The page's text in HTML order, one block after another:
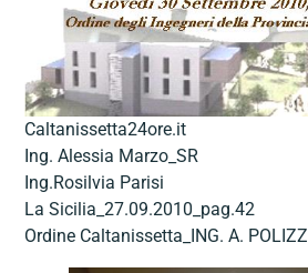
Caltanissetta24ore.it
Ing. Alessia Marzo_SR
Ing.Rosilvia Parisi
La Sicilia_27.09.2010_pag.42
Ordine Caltanissetta_ING. A. POLIZZI